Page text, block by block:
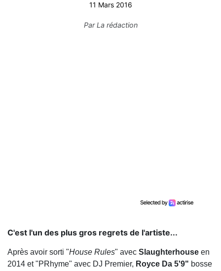
11 Mars 2016
ParLa rédaction
C'est l'un des plus gros regrets de l'artiste...
Après avoir sorti "House Rules" avec Slaughterhouse en
2014 et "PRhyme" avec DJ Premier, Royce Da 5'9" bosse